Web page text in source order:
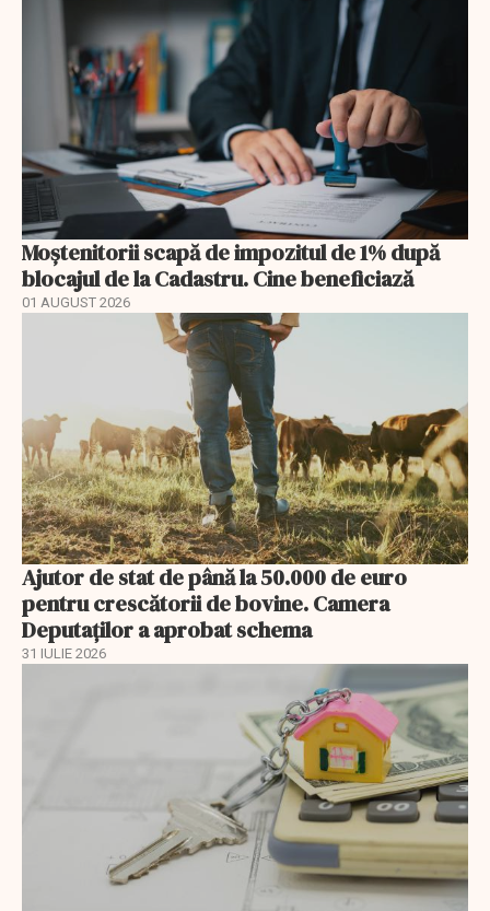
Moștenitorii scapă de impozitul de 1% după
blocajul de la Cadastru. Cine beneficiază
01 AUGUST 2026
Ajutor de stat de până la 50.000 de euro
pentru crescătorii de bovine. Camera
Deputaților a aprobat schema
31 IULIE 2026